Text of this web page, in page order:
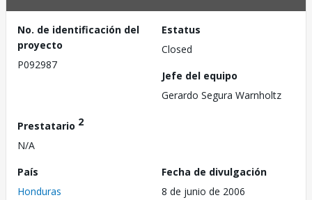
No. de identificación del
proyecto
P092987
Estatus
Closed
Jefe del equipo
Gerardo Segura Warnholtz
Prestatario 2
N/A
País
Honduras
Fecha de divulgación
8 de junio de 2006